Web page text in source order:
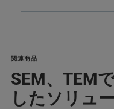
関連商品
SEM、TEM
したソリュ